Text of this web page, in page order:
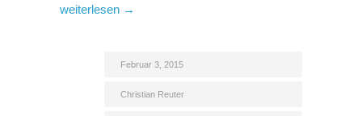
weiterlesen →
Februar 3, 2015
Christian Reuter